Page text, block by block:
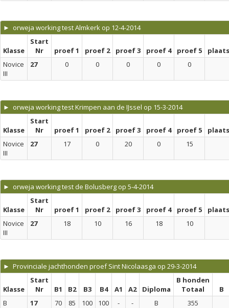
► orweja working test Almkerk op 12-4-2014
Klasse
Start
Nr
proef 1 proef 2 proef 3 proef 4 proef 5
Novice
III
27 0 0 0 0 0
► orweja working test Krimpen aan de IJssel op 15-3-2014
Klasse
Start
Nr
proef 1 proef 2 proef 3 proef 4 proef 5
Novice
III
27 17 0 20 0 15
► orweja working test de Bolusberg op 5-4-2014
Klasse
Start
Nr
proef 1 proef 2 proef 3 proef 4 proef 5
Novice
III
27 18 10 16 18 10
► Provinciale jachthonden proef Sint Nicolaasga op 29-3-2014
Klasse
Start
Nr
B1 B2 B3 B4 A1 A2 Diploma
B honden
Totaal
B
B
17 70 85 100 100 - - B 355